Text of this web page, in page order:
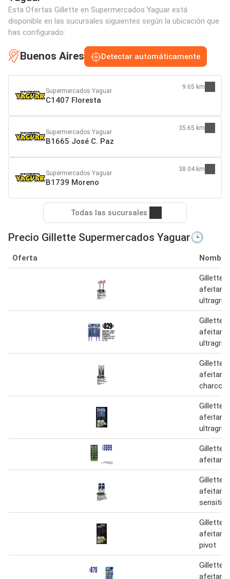
Esta Ofertas Gillette en Supermercados Yaguar está
disponible en las sucursales siguientes según la ubicación que
has configurado:
Buenos Aires Detectar automáticamente
Supermercados Yaguar
C1407 Floresta
9.65 km
Supermercados Yaguar
B1665 José C. Paz
35.65 km
Supermercados Yaguar
B1739 Moreno
38.04 km
Todas las sucursales
Precio Gillette Supermercados Yaguar🕒
Oferta Nombre
Gillette
afeitar
ultragrip
Gillette
afeitar
ultragrip
Gillette
afeitar
charcoal
Gillette
afeitar
ultragrip
Gillette
afeitar
Gillette
afeitar
Gillette
afeitar
pivot
Gillette
afeitar